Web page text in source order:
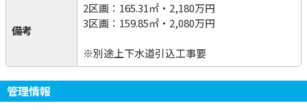
備考
2区画：165.31㎡・2,180万円
3区画：159.85㎡・2,080万円
※別途上下水道引込工事要
管理情報